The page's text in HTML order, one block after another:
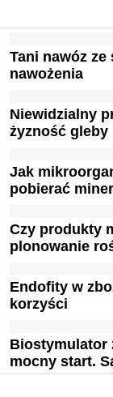
Tani nawóz
nawożenia
Niewidzialny
żyzność gleby
Jak
pobierać
Czy produkty
plonowanie
Endofity w
korzyści
Biostymulator
mocny start.